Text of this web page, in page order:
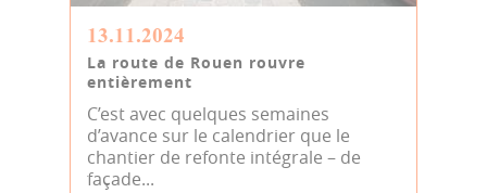
13.11.2024
La route de Rouen rouvre
entièrement
C’est avec quelques semaines
d’avance sur le calendrier que le
chantier de refonte intégrale – de
façade...